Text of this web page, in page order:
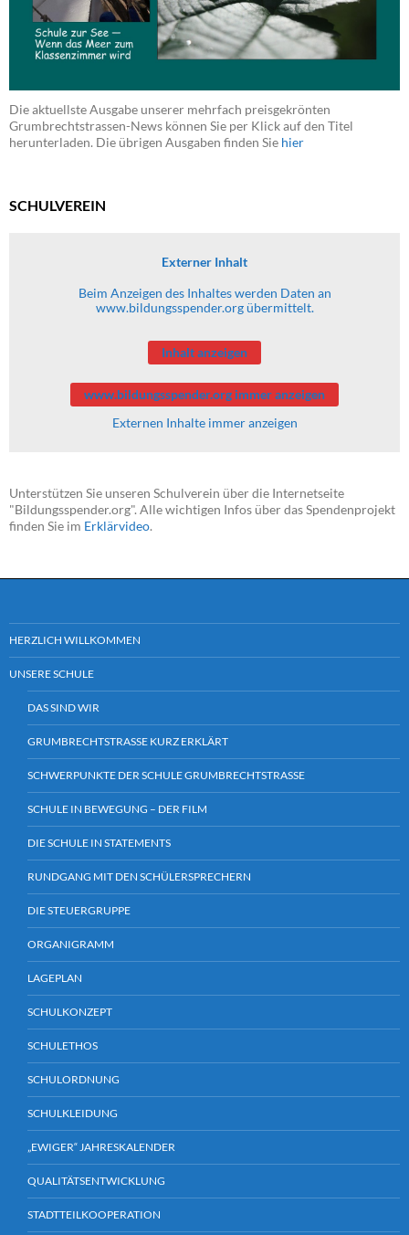
Die aktuellste Ausgabe unserer mehrfach preisgekrönten
Grumbrechtstrassen-News können Sie per Klick auf den Titel
herunterladen. Die übrigen Ausgaben finden Sie hier
SCHULVEREIN
Externer Inhalt
Beim Anzeigen des Inhaltes werden Daten an
www.bildungsspender.org übermittelt.
Inhalt anzeigen
www.bildungsspender.org immer anzeigen
Externen Inhalte immer anzeigen
Unterstützen Sie unseren Schulverein über die Internetseite
"Bildungsspender.org". Alle wichtigen Infos über das Spendenprojekt
finden Sie im Erklärvideo.
HERZLICH WILLKOMMEN
UNSERE SCHULE
DAS SIND WIR
GRUMBRECHTSTRASSE KURZ ERKLÄRT
SCHWERPUNKTE DER SCHULE GRUMBRECHTSTRASSE
SCHULE IN BEWEGUNG – DER FILM
DIE SCHULE IN STATEMENTS
RUNDGANG MIT DEN SCHÜLERSPRECHERN
DIE STEUERGRUPPE
ORGANIGRAMM
LAGEPLAN
SCHULKONZEPT
SCHULETHOS
SCHULORDNUNG
SCHULKLEIDUNG
„EWIGER“ JAHRESKALENDER
QUALITÄTSENTWICKLUNG
STADTTEILKOOPERATION